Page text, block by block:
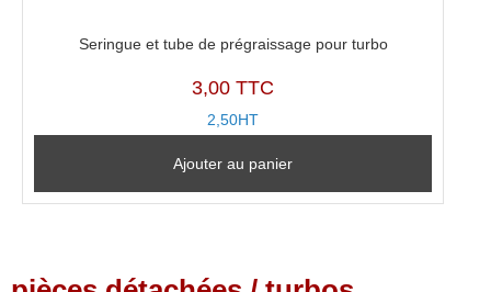
Seringue et tube de prégraissage pour turbo
3,00 TTC
2,50HT
Ajouter au panier